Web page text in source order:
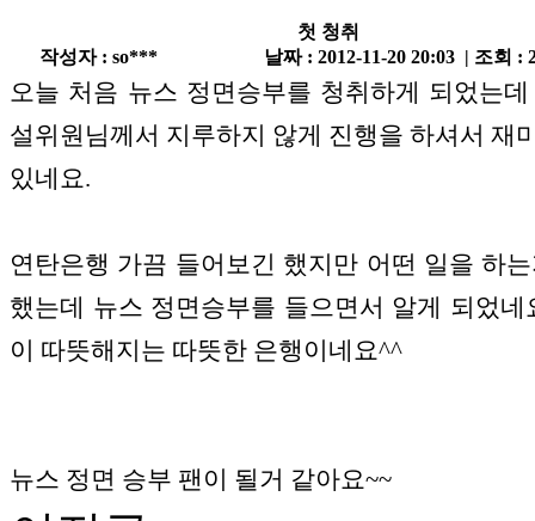
첫 청취
작성자 : so***
날짜 : 2012-11-20 20:03 | 조회 :
오늘 처음 뉴스 정면승부를 청취하게 되었는
설위원님께서 지루하지 않게 진행을 하셔서 재
있네요.
연탄은행 가끔 들어보긴 했지만 어떤 일을 하
했는데 뉴스 정면승부를 들으면서 알게 되었네
이 따뜻해지는 따뜻한 은행이네요^^
뉴스 정면 승부 팬이 될거 같아요~~